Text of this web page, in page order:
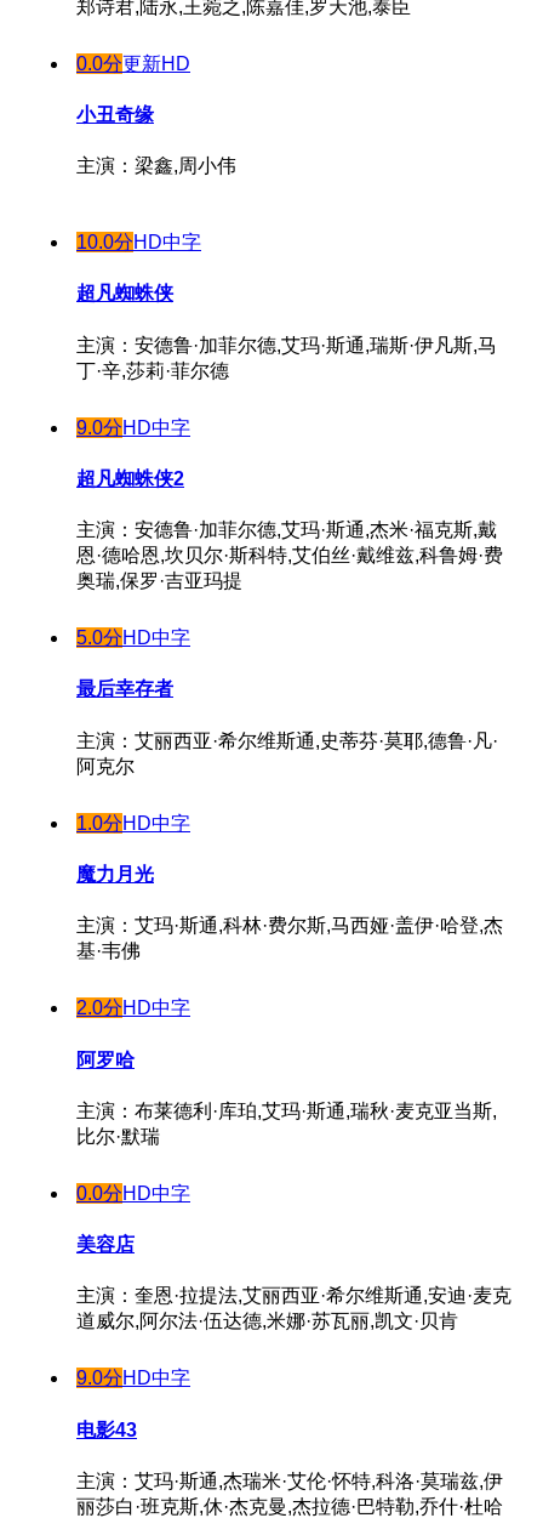
郑诗君,陆永,王菀之,陈嘉佳,罗天池,泰臣
0.0分更新HD
小丑奇缘
主演：梁鑫,周小伟
10.0分HD中字
超凡蜘蛛侠
主演：安德鲁·加菲尔德,艾玛·斯通,瑞斯·伊凡斯,马
丁·辛,莎莉·菲尔德
9.0分HD中字
超凡蜘蛛侠2
主演：安德鲁·加菲尔德,艾玛·斯通,杰米·福克斯,戴
恩·德哈恩,坎贝尔·斯科特,艾伯丝·戴维兹,科鲁姆·费
奥瑞,保罗·吉亚玛提
5.0分HD中字
最后幸存者
主演：艾丽西亚·希尔维斯通,史蒂芬·莫耶,德鲁·凡·
阿克尔
1.0分HD中字
魔力月光
主演：艾玛·斯通,科林·费尔斯,马西娅·盖伊·哈登,杰
基·韦佛
2.0分HD中字
阿罗哈
主演：布莱德利·库珀,艾玛·斯通,瑞秋·麦克亚当斯,
比尔·默瑞
0.0分HD中字
美容店
主演：奎恩·拉提法,艾丽西亚·希尔维斯通,安迪·麦克
道威尔,阿尔法·伍达德,米娜·苏瓦丽,凯文·贝肯
9.0分HD中字
电影43
主演：艾玛·斯通,杰瑞米·艾伦·怀特,科洛·莫瑞兹,伊
丽莎白·班克斯,休·杰克曼,杰拉德·巴特勒,乔什·杜哈